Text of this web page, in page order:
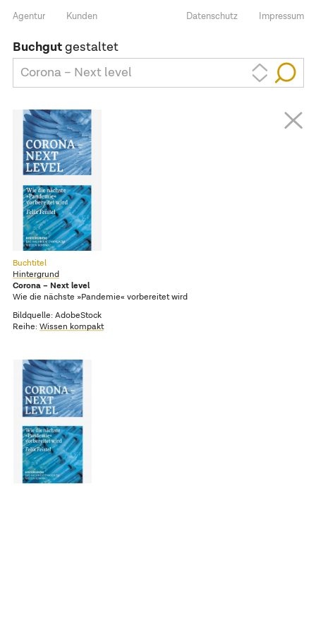
Agentur Kunden Impressum
Datenschutz
Buchgutgestaltet
Corona – Next level
Buchtitel
Hintergrund
Corona – Next level
Wie die nächste »Pandemie« vorbereitet wird
Bildquelle: AdobeStock
Reihe: Wissen kompakt